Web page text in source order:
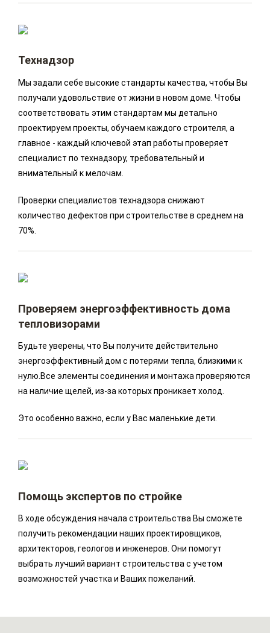
Технадзор
Мы задали себе высокие стандарты качества, чтобы Вы
получали удовольствие от жизни в новом доме. Чтобы
соответствовать этим стандартам мы детально
проектируем проекты, обучаем каждого строителя, а
главное - каждый ключевой этап работы проверяет
специалист по технадзору, требовательный и
внимательный к мелочам.
Проверки специалистов технадзора снижают
количество дефектов при строительстве в среднем на
70%.
Проверяем энергоэффективность дома
тепловизорами
Будьте уверены, что Вы получите действительно
энергоэффективный дом с потерями тепла, близкими к
нулю.Все элементы соединения и монтажа проверяются
на наличие щелей, из-за которых проникает холод.
Это особенно важно, если у Вас маленькие дети.
Помощь экспертов по стройке
В ходе обсуждения начала строительства Вы сможете
получить рекомендации наших проектировщиков,
архитекторов, геологов и инженеров. Они помогут
выбрать лучший вариант строительства с учетом
возможностей участка и Ваших пожеланий.